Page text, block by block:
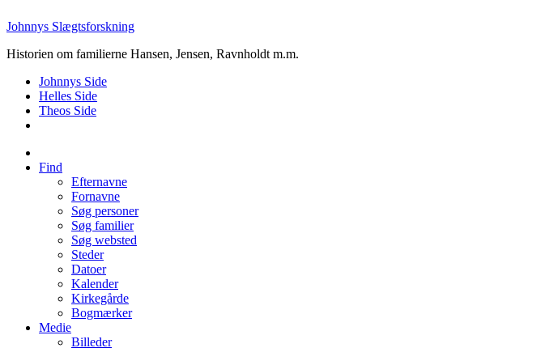
Johnnys Slægtsforskning
Historien om familierne Hansen, Jensen, Ravnholdt m.m.
Johnnys Side
Helles Side
Theos Side
Find
Efternavne
Fornavne
Søg personer
Søg familier
Søg websted
Steder
Datoer
Kalender
Kirkegårde
Bogmærker
Medie
Billeder